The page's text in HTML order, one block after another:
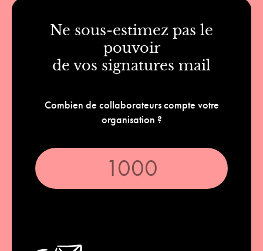
Ne sous-estimez pas le
pouvoir
de vos signatures mail
Combien de collaborateurs compte votre
organisation ?